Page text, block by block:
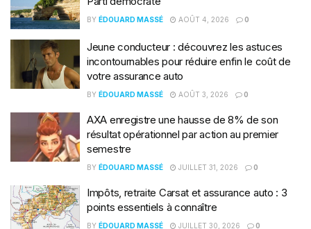
BY ÉDOUARD MASSÉ AOÛT 4, 2026 0
Jeune conducteur : découvrez les astuces
incontournables pour réduire enfin le coût de
votre assurance auto
BY ÉDOUARD MASSÉ AOÛT 3, 2026 0
AXA enregistre une hausse de 8% de son
résultat opérationnel par action au premier
semestre
BY ÉDOUARD MASSÉ JUILLET 31, 2026 0
Impôts, retraite Carsat et assurance auto : 3
points essentiels à connaître
BY ÉDOUARD MASSÉ JUILLET 30, 2026 0